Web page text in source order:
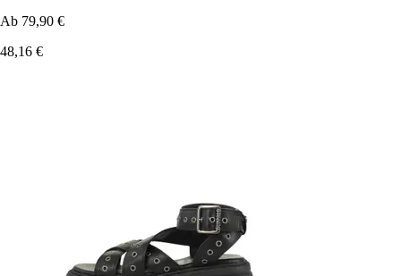
Ab 79,90 €
48,16 €